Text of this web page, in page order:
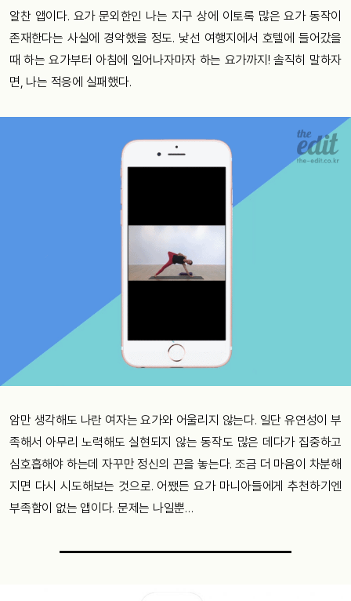
알찬 앱이다. 요가 문외한인 나는 지구 상에 이토록 많은 요가 동작이
존재한다는 사실에 경악했을 정도. 낯선 여행지에서 호텔에 들어갔을
때 하는 요가부터 아침에 일어나자마자 하는 요가까지! 솔직히 말하자
면, 나는 적응에 실패했다.
암만 생각해도 나란 여자는 요가와 어울리지 않는다. 일단 유연성이 부
족해서 아무리 노력해도 실현되지 않는 동작도 많은 데다가 집중하고
심호흡해야 하는데 자꾸만 정신의 끈을 놓는다. 조금 더 마음이 차분해
지면 다시 시도해보는 것으로. 어쨌든 요가 마니아들에게 추천하기엔
부족함이 없는 앱이다. 문제는 나일뿐…